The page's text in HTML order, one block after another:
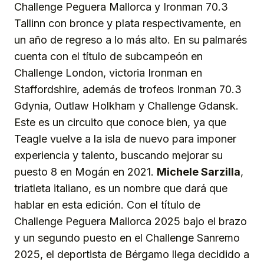
Challenge Peguera Mallorca y Ironman 70.3
Tallinn con bronce y plata respectivamente, en
un año de regreso a lo más alto. En su palmarés
cuenta con el título de subcampeón en
Challenge London, victoria Ironman en
Staffordshire, además de trofeos Ironman 70.3
Gdynia, Outlaw Holkham y Challenge Gdansk.
Este es un circuito que conoce bien, ya que
Teagle vuelve a la isla de nuevo para imponer
experiencia y talento, buscando mejorar su
puesto 8 en Mogán en 2021. Michele Sarzilla,
triatleta italiano, es un nombre que dará que
hablar en esta edición. Con el título de
Challenge Peguera Mallorca 2025 bajo el brazo
y un segundo puesto en el Challenge Sanremo
2025, el deportista de Bérgamo llega decidido a